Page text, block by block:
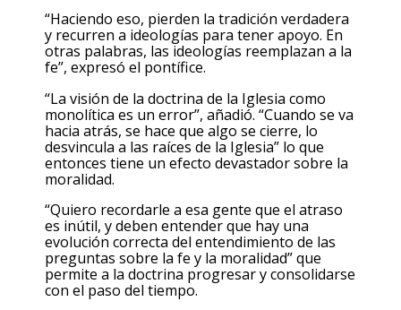
“Haciendo eso, pierden la tradición verdadera
y recurren a ideologías para tener apoyo. En
otras palabras, las ideologías reemplazan a la
fe”, expresó el pontífice.
“La visión de la doctrina de la Iglesia como
monolítica es un error”, añadió. “Cuando se va
hacia atrás, se hace que algo se cierre, lo
desvincula a las raíces de la Iglesia” lo que
entonces tiene un efecto devastador sobre la
moralidad.
“Quiero recordarle a esa gente que el atraso
es inútil, y deben entender que hay una
evolución correcta del entendimiento de las
preguntas sobre la fe y la moralidad” que
permite a la doctrina progresar y consolidarse
con el paso del tiempo.